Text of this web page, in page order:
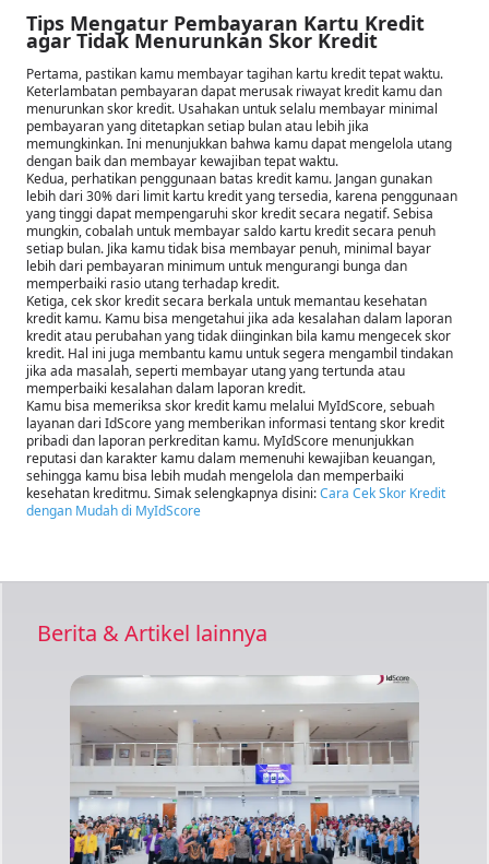
Tips Mengatur Pembayaran Kartu Kredit
agar Tidak Menurunkan Skor Kredit
Pertama, pastikan kamu membayar tagihan kartu kredit tepat waktu.
Keterlambatan pembayaran dapat merusak riwayat kredit kamu dan
menurunkan skor kredit. Usahakan untuk selalu membayar minimal
pembayaran yang ditetapkan setiap bulan atau lebih jika
memungkinkan. Ini menunjukkan bahwa kamu dapat mengelola utang
dengan baik dan membayar kewajiban tepat waktu.
Kedua, perhatikan penggunaan batas kredit kamu. Jangan gunakan
lebih dari 30% dari limit kartu kredit yang tersedia, karena penggunaan
yang tinggi dapat mempengaruhi skor kredit secara negatif. Sebisa
mungkin, cobalah untuk membayar saldo kartu kredit secara penuh
setiap bulan. Jika kamu tidak bisa membayar penuh, minimal bayar
lebih dari pembayaran minimum untuk mengurangi bunga dan
memperbaiki rasio utang terhadap kredit.
Ketiga, cek skor kredit secara berkala untuk memantau kesehatan
kredit kamu. Kamu bisa mengetahui jika ada kesalahan dalam laporan
kredit atau perubahan yang tidak diinginkan bila kamu mengecek skor
kredit. Hal ini juga membantu kamu untuk segera mengambil tindakan
jika ada masalah, seperti membayar utang yang tertunda atau
memperbaiki kesalahan dalam laporan kredit.
Kamu bisa memeriksa skor kredit kamu melalui MyIdScore, sebuah
layanan dari IdScore yang memberikan informasi tentang skor kredit
pribadi dan laporan perkreditan kamu. MyIdScore menunjukkan
reputasi dan karakter kamu dalam memenuhi kewajiban keuangan,
sehingga kamu bisa lebih mudah mengelola dan memperbaiki
kesehatan kreditmu. Simak selengkapnya disini:Cara Cek Skor Kredit
dengan Mudah di MyIdScore
Berita & Artikel lainnya